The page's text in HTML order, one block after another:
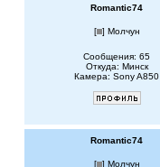
Romantic74
[ ] Молчун
Сообщения: 65
Откуда: Минск
Камера: Sony A850
Romantic74
[ ] Молчун